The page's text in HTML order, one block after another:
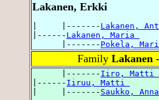
Lakanen, Erkki
|     |------- Lakanen,
|------ Lakanen, Maria
      |-------
Pokela,
Family Lakanen
      |-------
Iiro, Matti
|------ Iiruu, Matti
|     |------- Saukko, Anna